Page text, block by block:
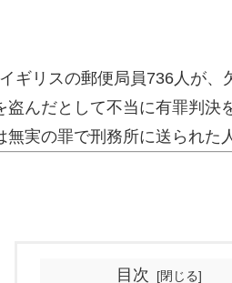
ギリスの郵便局員736人が、
んだとして不当に有罪判決
実の罪で刑務所に送られた
目次